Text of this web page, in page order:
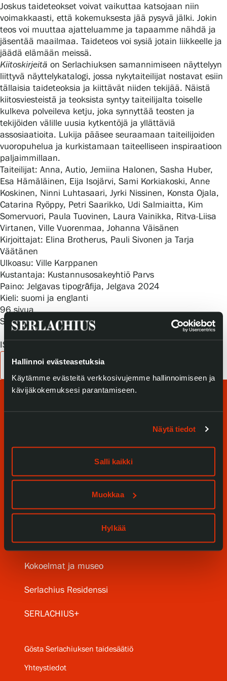
Hallinnoi evästeasetuksia
Käytämme evästeitä verkkosivujemme hallinnoimiseen ja
kävijäkokemuksesi parantamiseen.
Näytä tiedot
Salli kaikki
Muokkaa
Hylkää
Serlachius Taidesauna
Serlachius Art & Sauna Express
Medialle
Vastuullisuus
Esteettömyys
Tietosuoja ja evästeet
Verkkokauppa
Joskus taideteokset voivat vaikuttaa katsojaan niin
voimakkaasti, että kokemuksesta jää pysyvä jälki. Jokin
teos voi muuttaa ajatteluamme ja tapaamme nähdä ja
jäsentää maailmaa. Taideteos voi sysiä jotain liikkeelle ja
jäädä elämään meissä.
Kiitoskirjeitä on Serlachiuksen samannimiseen näyttelyyn
liittyvä näyttelykatalogi, jossa nykytaiteilijat nostavat esiin
tällaisia taideteoksia ja kiittävät niiden tekijää. Näistä
kiitosviesteistä ja teoksista syntyy taiteilijalta toiselle
kulkeva polveileva ketju, joka synnyttää teosten ja
tekijöiden välille uusia kytkentöjä ja yllättäviä
assosiaatioita. Lukija pääsee seuraamaan taiteilijoiden
vuoropuhelua ja kurkistamaan taiteelliseen inspiraatioon
paljaimmillaan.
Taiteilijat: Anna, Autio, Jemiina Halonen, Sasha Huber,
Esa Hämäläinen, Eija Isojärvi, Sami Korkiakoski, Anne
Koskinen, Ninni Luhtasaari, Jyrki Nissinen, Konsta Ojala,
Catarina Ryöppy, Petri Saarikko, Udi Salmiaitta, Kim
Somervuori, Paula Tuovinen, Laura Vainikka, Ritva-Liisa
Virtanen, Ville Vuorenmaa, Johanna Väisänen
Kirjoittajat: Elina Brotherus, Pauli Sivonen ja Tarja
Väätänen
Ulkoasu: Ville Karppanen
Kustantaja: Kustannusosakeyhtiö Parvs
Paino: Jelgavas tipogrāfija, Jelgava 2024
Kieli: suomi ja englanti
96 sivua
Serlachius-museoiden julkaisuja 102
ISBN 978-952-7441-78-7
Osta kirja Serlachiuksen verkkokaupasta
Palvelumme
Kokoelmat ja museo
Serlachius Residenssi
SERLACHIUS+
Gösta Serlachiuksen taidesäätiö
Yhteystiedot